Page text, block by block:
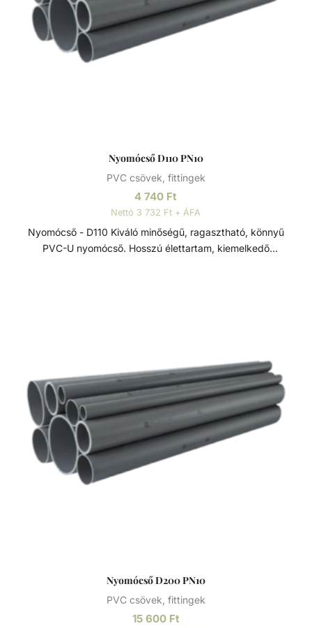
Nyomócső D110 PN10
PVC csövek, fittingek
4 740 Ft
Nettó 3 732 Ft + ÁFA
Nyomócső - D110 Kiváló minőségű, ragasztható, könnyű
PVC-U nyomócső. Hosszú élettartam, kiemelkedő
köszönhetően technológiai (savas vagy lúgos közegek) és
vízgépészeti (uszoda technika) csőhálózatok kedvelt
megoldása.
Nyomócső D200 PN10
PVC csövek, fittingek
15 600 Ft